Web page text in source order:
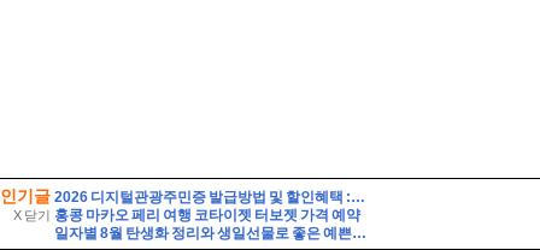
인기글
X 닫기
2026 디지털관광주민증 발급방법 및 할인혜택 :: 영동 가성비 여행 (영동 와인터널 및 레인보우 힐링센터 입장료 할인 등)
홍콩 마카오 페리 여행 코타이젯 터보젯 가격 예약
일자별 8월 탄생화 정리와 생일선물로 좋은 예쁜 꽃말 가진 여름꽃 종류 베스트